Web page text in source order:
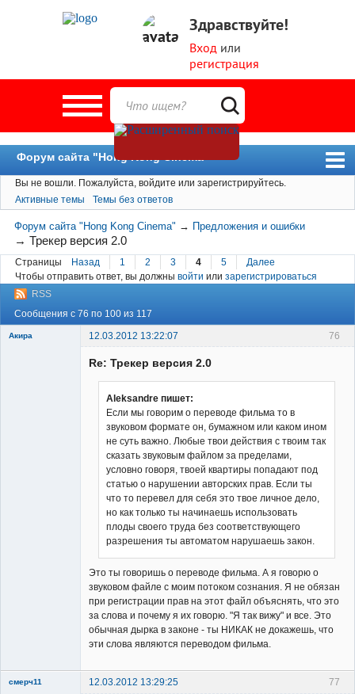
Здравствуйте!
Вход или
регистрация
Форум сайта "Hong Kong Cinema"
Форум
Новости
Пользователи
Поиск
Вы не вошли. Пожалуйста, войдите или зарегистрируйтесь.
Активные темы
Темы без ответов
Форум сайта "Hong Kong Cinema" → Предложения и ошибки
→Трекер версия 2.0
Страницы Назад 1 2 3 4 5
Далее
Чтобы отправить ответ, вы должны войти или зарегистрироваться
RSS
Сообщения с 76 по 100 из 117
76
Акира 12.03.2012 13:22:07
Re: Трекер версия 2.0
Aleksandre пишет:
Если мы говорим о переводе фильма то в
звуковом формате он, бумажном или каком ином
не суть важно. Любые твои действия с твоим так
сказать звуковым файлом за пределами,
условно говоря, твоей квартиры попадают под
статью о нарушении авторских прав. Если ты
что то перевел для себя это твое личное дело,
но как только ты начинаешь использовать
плоды своего труда без соответствующего
разрешения ты автоматом нарушаешь закон.
Это ты говоришь о переводе фильма. А я говорю о
звуковом файле с моим потоком сознания. Я не обязан
при регистрации прав на этот файл объяснять, что это
за слова и почему я их говорю. "Я так вижу" и все. Это
обычная дырка в законе - ты НИКАК не докажешь, что
эти слова являются переводом фильма.
77
смерч11
12.03.2012 13:29:25